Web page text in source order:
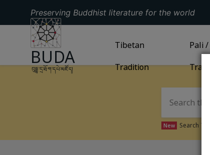
Preserving Buddhist literature for the world
GO TO HOMEPAGE
BUDA
བུདྡྷ་དྲ་ཐོག་དཔེ་མཛོད།
GO TOTIBETAN
Tibetan
Tradition
GO
Pali /
New Search